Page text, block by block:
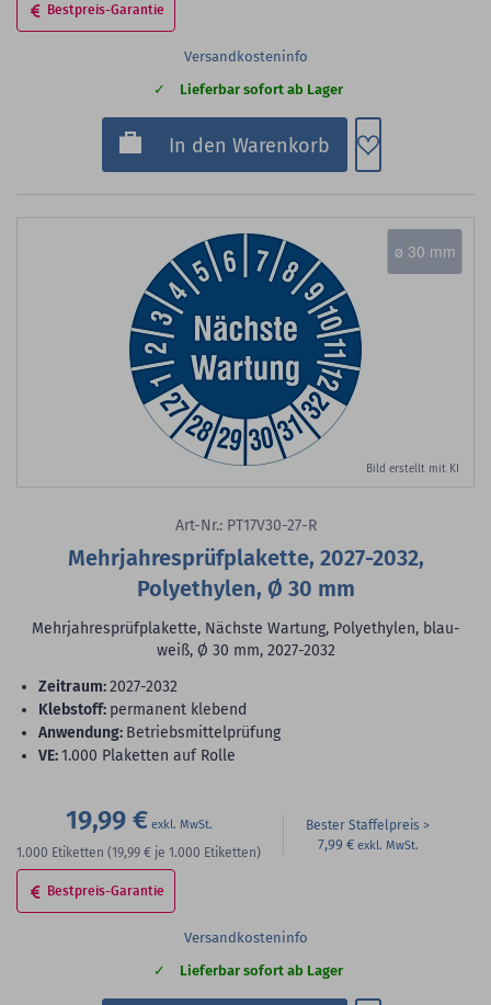
Bestpreis-Garantie
Versandkosteninfo
Lieferbar sofort ab Lager
In den Warenkorb Zum
Bild erstellt mit KI
ø 30 mm
Art-Nr.: PT17V30-27-R
Mehrjahresprüfplakette, 2027-2032,
Polyethylen, Ø 30 mm
Mehrjahresprüfplakette, Nächste Wartung, Polyethylen, blau-
weiß, Ø 30 mm, 2027-2032
Zeitraum:2027-2032
Klebstoff: permanent klebend
Anwendung: Betriebsmittelprüfung
VE:1.000 Plaketten auf Rolle
19,99 €
1.000 Etiketten (19,99 € je 1.000 Etiketten)
Bester Staffelpreis
7,99 €
Bestpreis-Garantie
Versandkosteninfo
Lieferbar sofort ab Lager